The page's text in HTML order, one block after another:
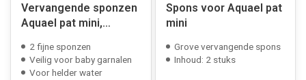
Vervangende sponzen
Aquael pat mini,
2 fijne sponzen
Veilig voor baby garnalen
Voor helder water
Spons voor Aquael pat
mini
Grove vervangende spons
Inhoud: 2 stuks